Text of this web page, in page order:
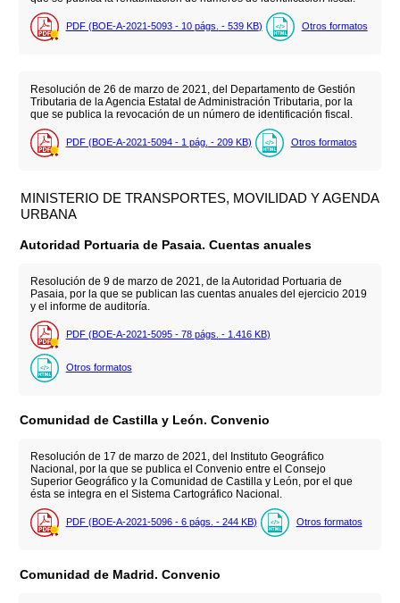
PDF (BOE-A-2021-5093 - 10 págs. - 539 KB) Otros formatos
Resolución de 26 de marzo de 2021, del Departamento de Gestión
Tributaria de la Agencia Estatal de Administración Tributaria, por la
que se publica la revocación de un número de identificación fiscal.
PDF (BOE-A-2021-5094 - 1 pág. - 209 KB) Otros formatos
MINISTERIO DE TRANSPORTES, MOVILIDAD Y AGENDA
URBANA
Autoridad Portuaria de Pasaia. Cuentas anuales
Resolución de 9 de marzo de 2021, de la Autoridad Portuaria de
Pasaia, por la que se publican las cuentas anuales del ejercicio 2019
y el informe de auditoría.
PDF (BOE-A-2021-5095 - 78 págs. - 1.416 KB)
Otros formatos
Comunidad de Castilla y León. Convenio
Resolución de 17 de marzo de 2021, del Instituto Geográfico
Nacional, por la que se publica el Convenio entre el Consejo
Superior Geográfico y la Comunidad de Castilla y León, por el que
ésta se integra en el Sistema Cartográfico Nacional.
PDF (BOE-A-2021-5096 - 6 págs. - 244 KB) Otros formatos
Comunidad de Madrid. Convenio